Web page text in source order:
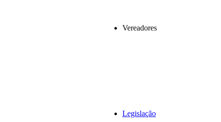
Vereadores
Legislação